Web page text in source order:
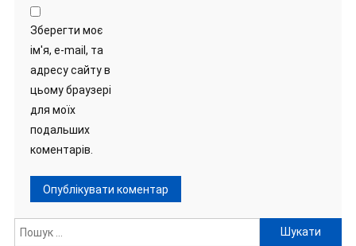
Зберегти моє
ім'я, e-mail, та
адресу сайту в
цьому браузері
для моїх
подальших
коментарів.
Пошук: